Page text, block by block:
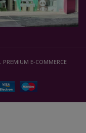
. PREMIUM E-COMMERCE